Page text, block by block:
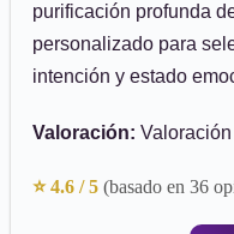
purificación profunda
personalizado para
intención y estado
Valoración:
⭐ 4.6 / 5 (basado en 36